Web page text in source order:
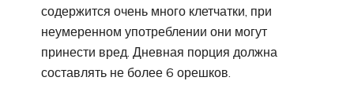
содержится очень много клетчатки, при
неумеренном употреблении они могут
принести вред. Дневная порция должна
составлять не более 6 орешков.